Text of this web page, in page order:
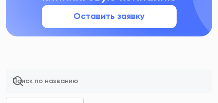
Оставить заявку